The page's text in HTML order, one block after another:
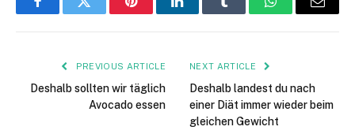
FacebookTwitter PinterestLinkedInTumblr WhatsAppEmail
PREVIOUS ARTICLE
Deshalb sollten wir täglich
Avocado essen
NEXT ARTICLE
Deshalb landest du nach
einer Diät immer wieder beim
gleichen Gewicht